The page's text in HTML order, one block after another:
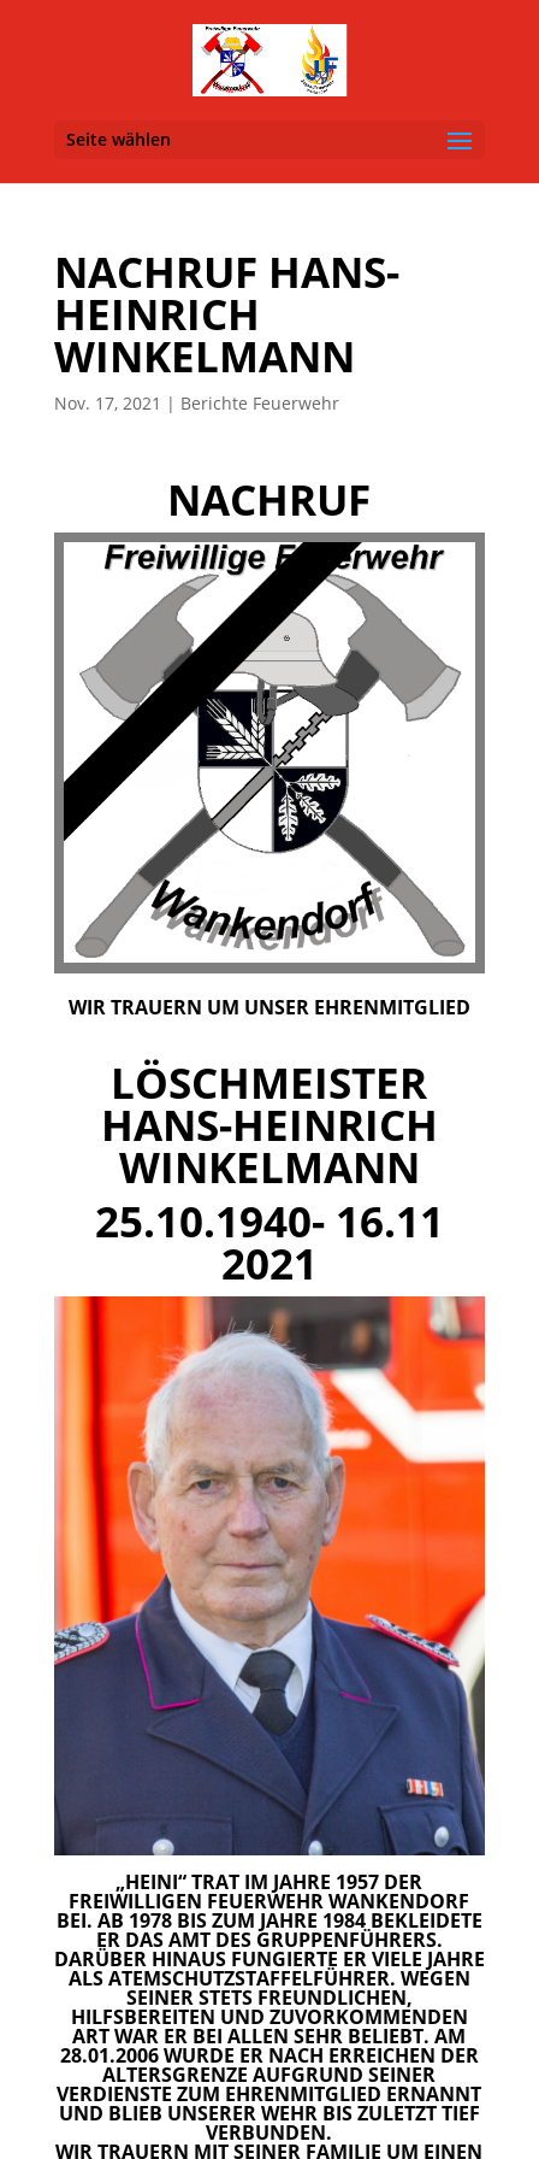
Seite wählen
NACHRUF HANS-
HEINRICH
WINKELMANN
Nov. 17, 2021 | Berichte Feuerwehr
NACHRUF
WIR TRAUERN UM UNSER EHRENMITGLIED
LÖSCHMEISTER
HANS-HEINRICH
WINKELMANN
25.10.1940- 16.11
2021
„HEINI“ TRAT IM JAHRE 1957 DER
FREIWILLIGEN FEUERWEHR WANKENDORF
BEI. AB 1978 BIS ZUM JAHRE 1984 BEKLEIDETE
ER DAS AMT DES GRUPPENFÜHRERS.
DARÜBER HINAUS FUNGIERTE ER VIELE JAHRE
ALS ATEMSCHUTZSTAFFELFÜHRER. WEGEN
SEINER STETS FREUNDLICHEN,
HILFSBEREITEN UND ZUVORKOMMENDEN
ART WAR ER BEI ALLEN SEHR BELIEBT. AM
28.01.2006 WURDE ER NACH ERREICHEN DER
ALTERSGRENZE AUFGRUND SEINER
VERDIENSTE ZUM EHRENMITGLIED ERNANNT
UND BLIEB UNSERER WEHR BIS ZULETZT TIEF
VERBUNDEN.
WIR TRAUERN MIT SEINER FAMILIE UM EINEN